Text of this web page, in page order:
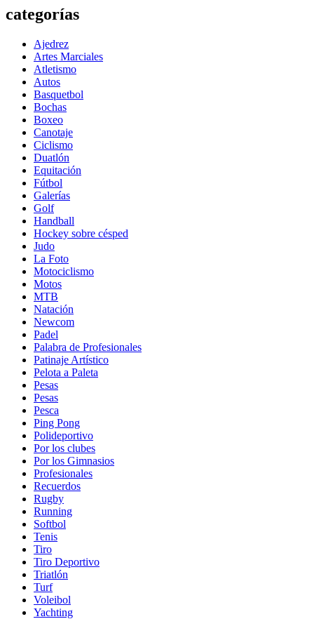
categorías
Ajedrez
Artes Marciales
Atletismo
Autos
Basquetbol
Bochas
Boxeo
Canotaje
Ciclismo
Duatlón
Equitación
Fútbol
Galerías
Golf
Handball
Hockey sobre césped
Judo
La Foto
Motociclismo
Motos
MTB
Natación
Newcom
Padel
Palabra de Profesionales
Patinaje Artístico
Pelota a Paleta
Pesas
Pesas
Pesca
Ping Pong
Polideportivo
Por los clubes
Por los Gimnasios
Profesionales
Recuerdos
Rugby
Running
Softbol
Tenis
Tiro
Tiro Deportivo
Triatlón
Turf
Voleibol
Yachting